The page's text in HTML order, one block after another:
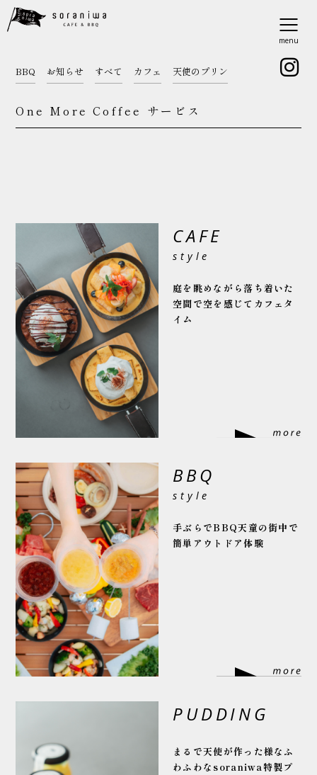
menu
BBQ お知らせ すべて カフェ 天使のプリン
One More Coffee サービス
CAFE
style
庭を眺めながら落ち着いた
空間で空を感じてカフェタ
イム
BBQ
style
手ぶらでBBQ天童の街中で
簡単アウトドア体験
PUDDING
まるで天使が作った様な ふ
わふわなsoraniwa特製プ